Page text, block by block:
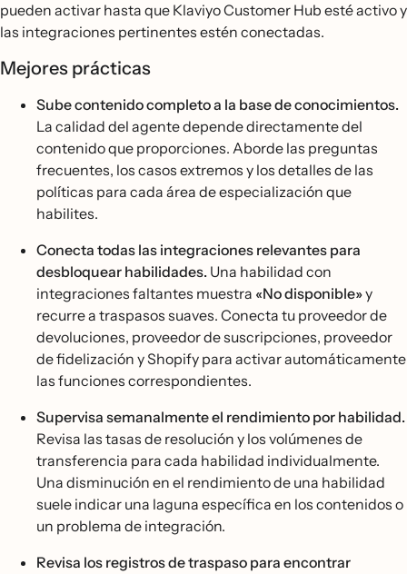
pueden activar hasta que Klaviyo Customer Hub esté activo y
las integraciones pertinentes estén conectadas.
Mejores prácticas
Sube contenido completo a la base de conocimientos.
La calidad del agente depende directamente del
contenido que proporciones. Aborde las preguntas
frecuentes, los casos extremos y los detalles de las
políticas para cada área de especialización que
habilites.
Conecta todas las integraciones relevantes para
desbloquear habilidades. Una habilidad con
integraciones faltantes muestra «No disponible»y
recurre a traspasos suaves. Conecta tu proveedor de
devoluciones, proveedor de suscripciones, proveedor
de fidelización y Shopify para activar automáticamente
las funciones correspondientes.
Supervisa semanalmente el rendimiento por habilidad.
Revisa las tasas de resolución y los volúmenes de
transferencia para cada habilidad individualmente.
Una disminución en el rendimiento de una habilidad
suele indicar una laguna específica en los contenidos o
un problema de integración.
Revisa los registros de traspaso para encontrar